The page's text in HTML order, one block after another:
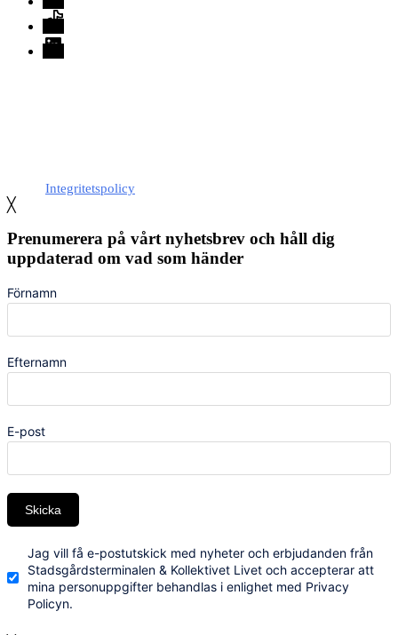
TikTok
LinkedIn
Integritetspolicy
╳
Prenumerera på vårt nyhetsbrev och håll dig
uppdaterad om vad som händer
Förnamn
Efternamn
E-post
Skicka
Jag vill få e-postutskick med nyheter och erbjudanden från
Stadsgårdsterminalen & Kollektivet Livet och accepterar att
mina personuppgifter behandlas i enlighet med Privacy
Policyn.